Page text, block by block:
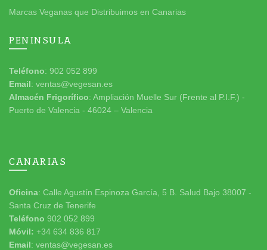
Marcas Veganas que Distribuimos en Canarias
PENINSULA
Teléfono: 902 052 899
Email: ventas@vegesan.es
Almacén Frigorífico: Ampliación Muelle Sur (Frente al P.I.F.) -
Puerto de Valencia - 46024 – Valencia
CANARIAS
Oficina: Calle Agustín Espinoza García, 5 B. Salud Bajo 38007 -
Santa Cruz de Tenerife
Teléfono 902 052 899
Móvil: +34 634 836 817
Email: ventas@vegesan.es